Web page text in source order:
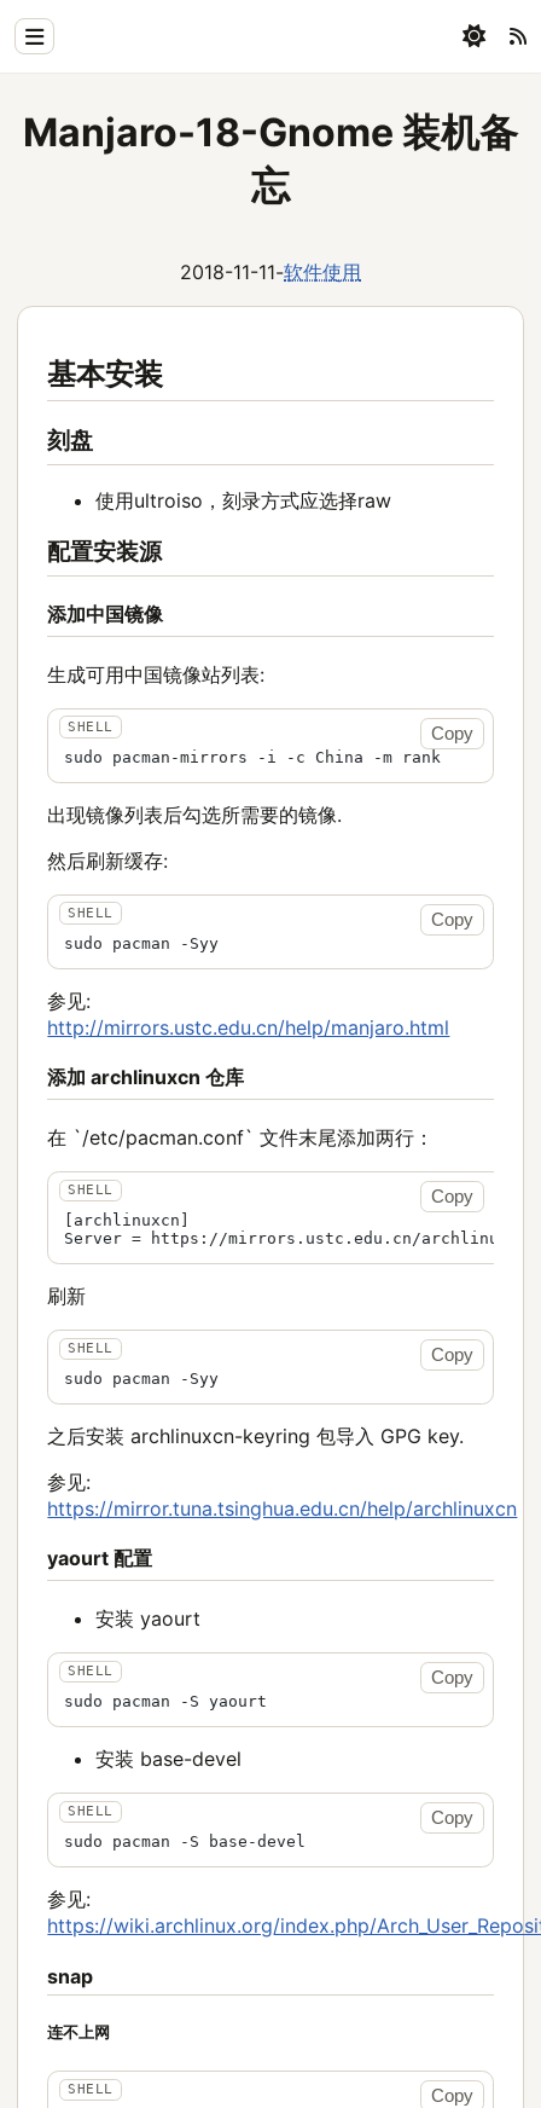
Physics
All
Manjaro-18-Gnome 装机备
忘
2018-11-11-软件使用
基本安装
刻盘
使用ultroiso，刻录方式应选择raw
配置安装源
添加中国镜像
生成可用中国镜像站列表:
sudo pacman-mirrors -i -c China -m rank
Copy
出现镜像列表后勾选所需要的镜像.
然后刷新缓存:
sudo pacman -Syy
Copy
参见:
http://mirrors.ustc.edu.cn/help/manjaro.html
添加 archlinuxcn 仓库
在 `/etc/pacman.conf` 文件末尾添加两行：
[archlinuxcn]
Server = https://mirrors.ustc.edu.cn/archlinuxcn/
Copy
刷新
sudo pacman -Syy
Copy
之后安装 archlinuxcn-keyring 包导入 GPG key.
参见:
https://mirror.tuna.tsinghua.edu.cn/help/archlinuxcn
yaourt 配置
安装 yaourt
Copy
安装 base-devel
Copy
参见:
https://wiki.archlinux.org/index.php/
snap
连不上网
Copy